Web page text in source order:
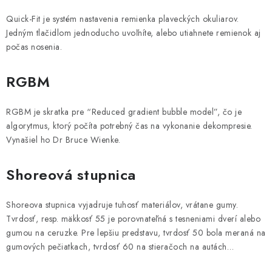
Quick-Fit je systém nastavenia remienka plaveckých okuliarov.
Jedným tlačidlom jednoducho uvoľníte, alebo utiahnete remienok aj
počas nosenia.
RGBM
RGBM je skratka pre “Reduced gradient bubble model”, čo je
algorytmus, ktorý počíta potrebný čas na vykonanie dekompresie.
Vynašiel ho Dr Bruce Wienke.
Shoreová stupnica
Shoreova stupnica vyjadruje tuhosť materiálov, vrátane gumy.
Tvrdosť, resp. mäkkosť 55 je porovnateľná s tesneniami dverí alebo
gumou na ceruzke. Pre lepšiu predstavu, tvrdosť 50 bola meraná na
gumových pečiatkach, tvrdosť 60 na stieračoch na autách…